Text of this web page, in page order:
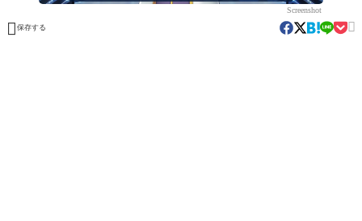
Screenshot
 保存する 